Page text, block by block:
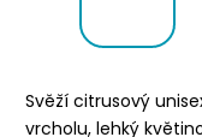
Svěží citrusový
vrcholu, lehký